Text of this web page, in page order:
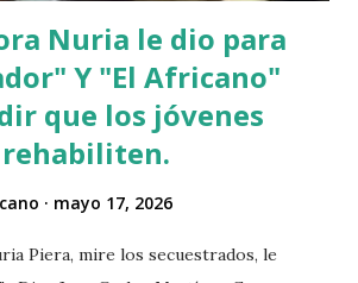
Nuria le dio para
Y "El Africano"
que los jóvenes
mayo 17, 2026
Piera, mire los secuestrados, le